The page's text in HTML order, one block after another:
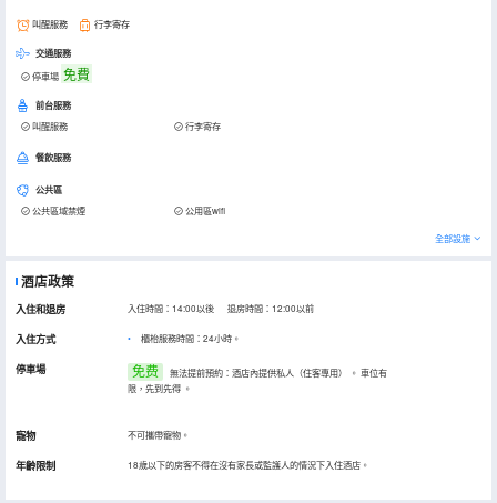
叫醒服務 行李寄存
交通服務
停車場 免費
前台服務
叫醒服務 行李寄存
餐飲服務
公共區
公共區域禁煙 公用區wifi
全部設施
酒店政策
入住和退房 入住時間：14:00以後 退房時間：12:00以前
入住方式 櫃枱服務時間：24小時。
停車場 免费 無法提前預約：酒店內提供私人（住客專用） 。 車位有
限，先到先得 。
寵物 不可攜帶寵物。
年齡限制 18歲以下的房客不得在沒有家長或監護人的情況下入住酒店。